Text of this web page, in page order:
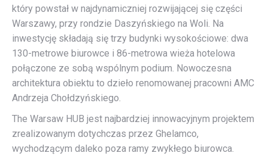
który powstał w najdynamiczniej rozwijającej się części
Warszawy, przy rondzie Daszyńskiego na Woli. Na
inwestycję składają się trzy budynki wysokościowe: dwa
130-metrowe biurowce i 86-metrowa wieża hotelowa
połączone ze sobą wspólnym podium. Nowoczesna
architektura obiektu to dzieło renomowanej pracowni AMC
Andrzeja Chołdzyńskiego.
The Warsaw HUB jest najbardziej innowacyjnym projektem
zrealizowanym dotychczas przez Ghelamco,
wychodzącym daleko poza ramy zwykłego biurowca.